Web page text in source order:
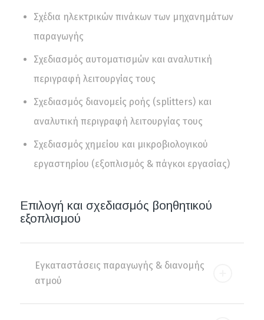
Σχέδια ηλεκτρικών πινάκων των μηχανημάτων
παραγωγής
Σχεδιασμός αυτοματισμών και αναλυτική
περιγραφή λειτουργίας τους
Σχεδιασμός διανομείς ροής (splitters) και
αναλυτική περιγραφή λειτουργίας τους
Σχεδιασμός χημείου και μικροβιολογικού
εργαστηρίου (εξοπλισμός & πάγκοι εργασίας)
Επιλογή και σχεδιασμός βοηθητικού
εξοπλισμού
Εγκαταστάσεις παραγωγής & διανομής
ατμού